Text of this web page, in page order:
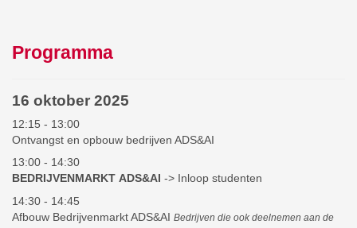
Programma
16 oktober 2025
12:15 - 13:00
Ontvangst en opbouw bedrijven ADS&AI
13:00 - 14:30
BEDRIJVENMARKT ADS&AI -> Inloop studenten
14:30 - 14:45
Afbouw Bedrijvenmarkt ADS&AI Bedrijven die ook deelnemen aan de